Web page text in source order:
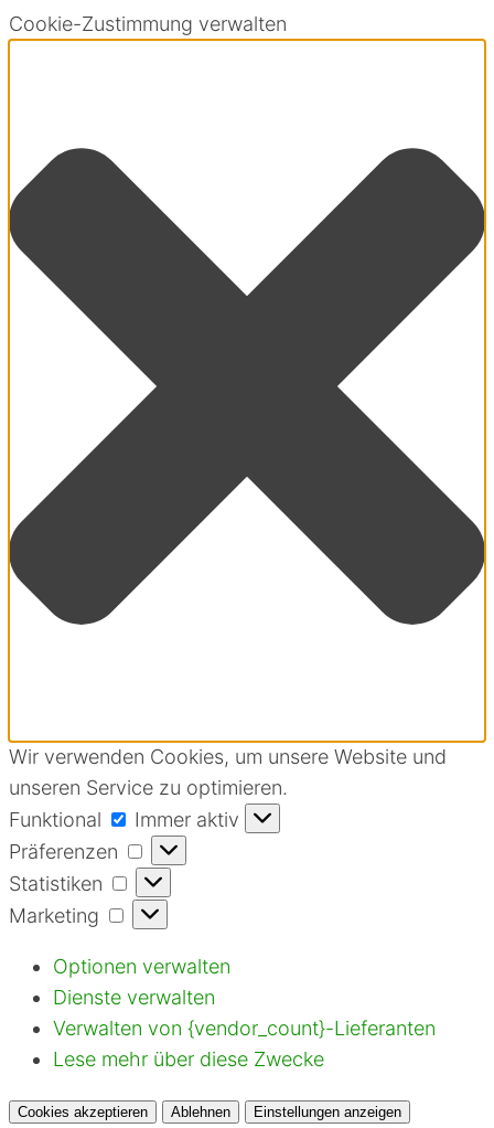
Cookie-Zustimmung verwalten
Wir verwenden Cookies, um unsere Website und
unseren Service zu optimieren.
Funktional
Funktional
Immer aktiv
Präferenzen
Präferenzen
Statistiken
Statistiken
Marketing
Marketing
Optionen verwalten
Dienste verwalten
Verwalten von {vendor_count}-Lieferanten
Lese mehr über diese Zwecke
Cookies akzeptieren Ablehnen
Einstellungen anzeigen